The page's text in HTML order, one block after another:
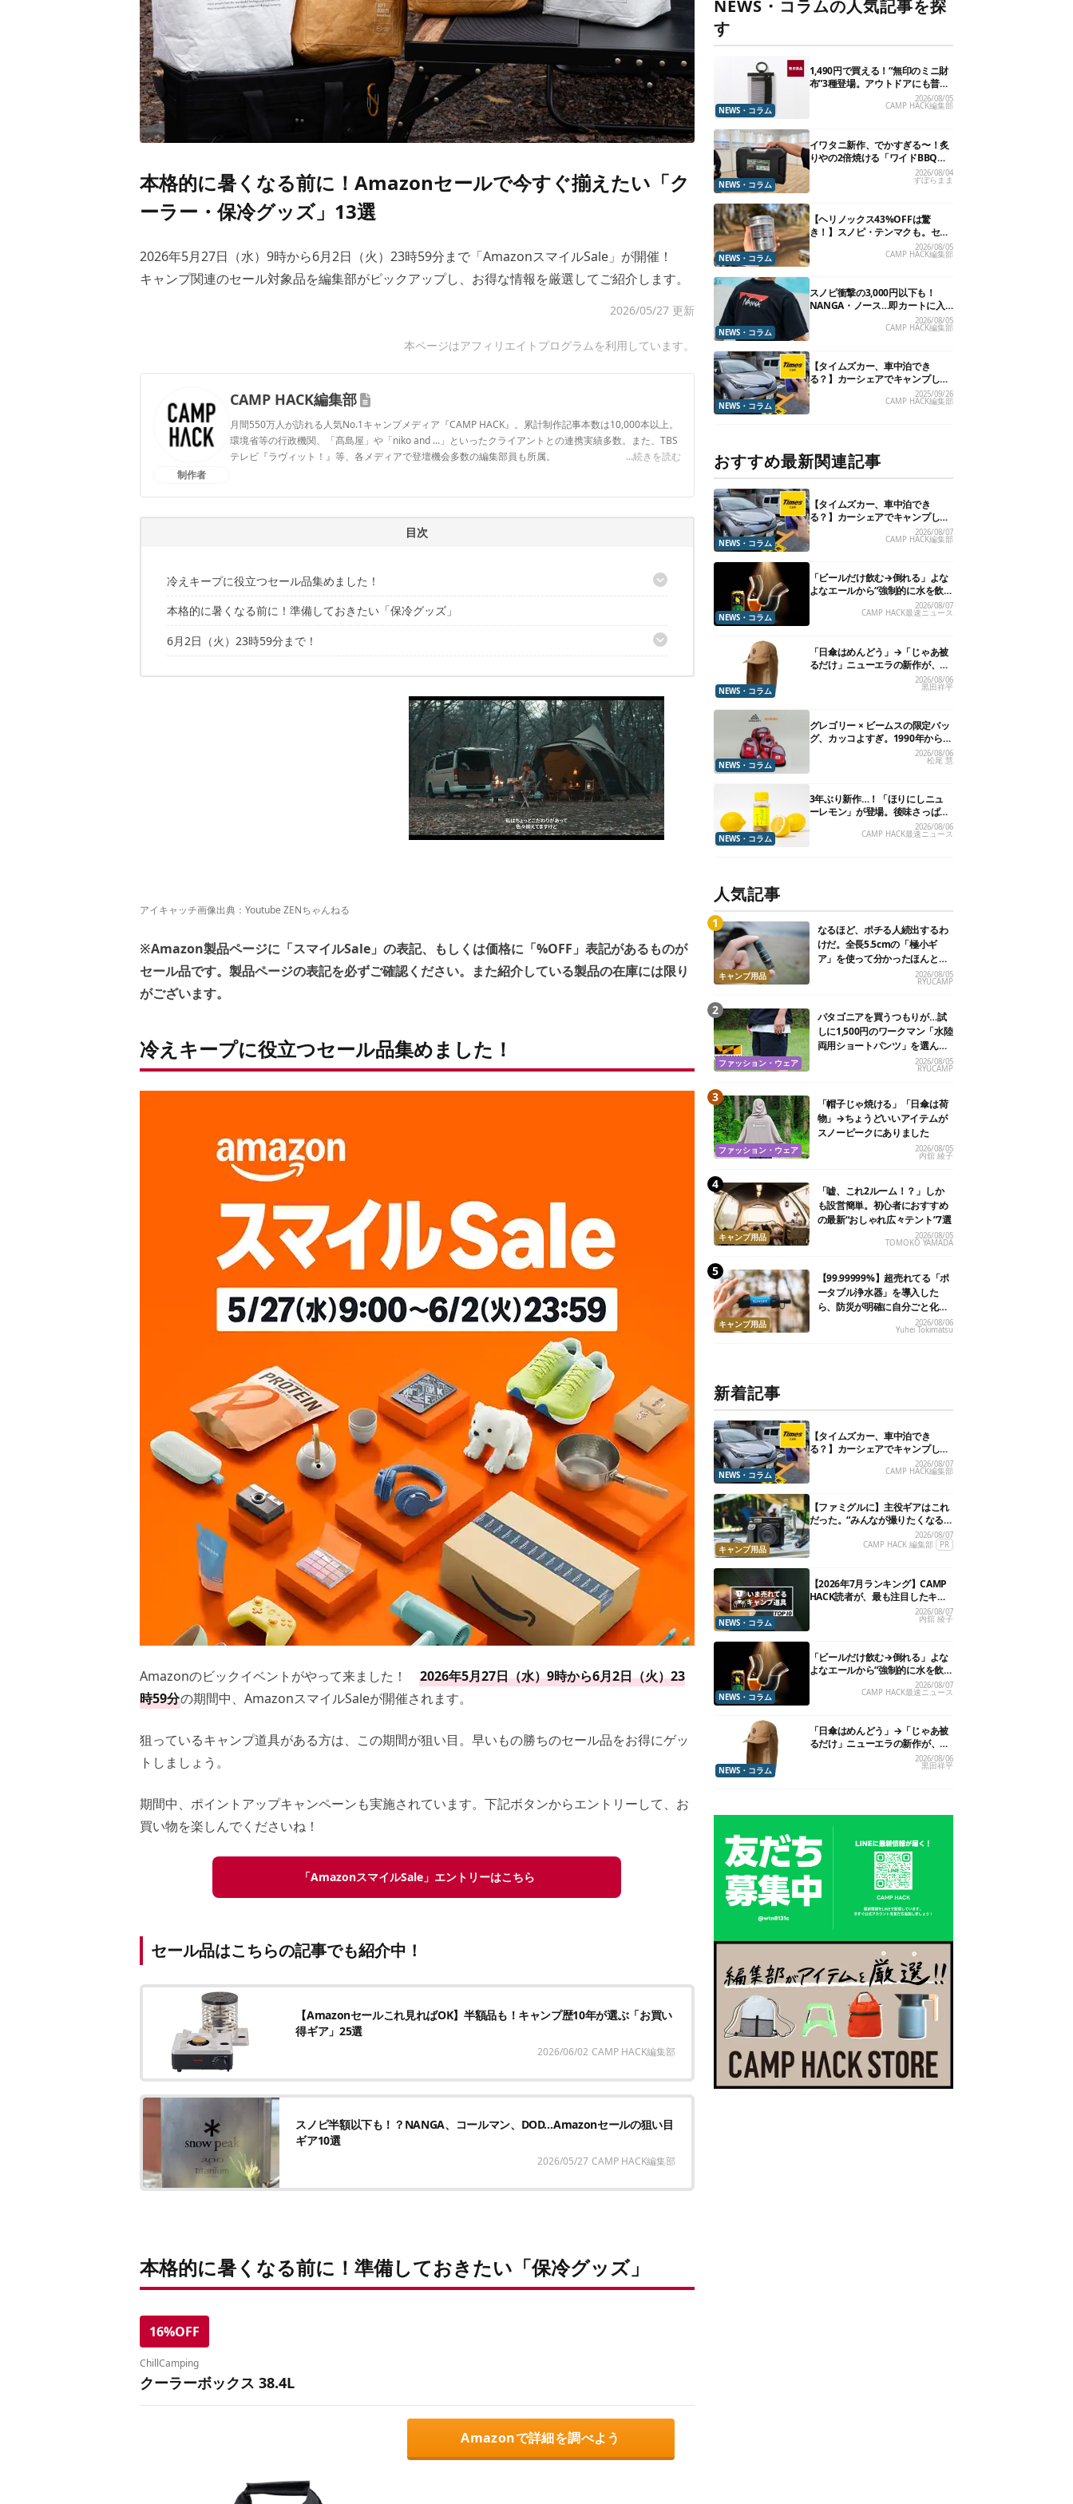
本格的に暑くなる前に！Amazonセールで今すぐ揃えたい「ク
ーラー・保冷グッズ」13選
2026年5月27日（水）9時から6月2日（火）23時59分まで「AmazonスマイルSale」が開催！
キャンプ関連のセール対象品を編集部がピックアップし、お得な情報を厳選してご紹介します。
2026/05/27 更新
本ページはアフィリエイトプログラムを利用しています。
制作者
CAMP HACK編集部
月間550万人が訪れる人気No.1キャンプメディア『CAMP HACK』。累計制作記事本数は10,000本以上。
環境省等の行政機関、「髙島屋」や「niko and ...」といったクライアントとの連携実績多数。また、TBS
テレビ『ラヴィット！』等、各メディアで登壇機会多数の編集部員も所属。
...続きを読む
目次
冷えキープに役立つセール品集めました！
セール品はこちらの記事でも紹介中！
本格的に暑くなる前に！準備しておきたい「保冷グッズ」
6月2日（火）23時59分まで！
セール品はこちらの記事でも紹介中！
アイキャッチ画像出典： Youtube ZENちゃんねる
※Amazon製品ページに「スマイルSale」の表記、もしくは価格に「%OFF」表記があるものが
セール品です。製品ページの表記を必ずご確認ください。また紹介している製品の在庫には限り
がございます。
冷えキープに役立つセール品集めました！
Amazonのビックイベントがやって来ました！ 2026年5月27日（水）9時から6月2日（火）23
時59分の期間中、AmazonスマイルSaleが開催されます。
狙っているキャンプ道具がある方は、この期間が狙い目。早いもの勝ちのセール品をお得にゲッ
トしましょう。
期間中、ポイントアップキャンペーンも実施されています。下記ボタンからエントリーして、お
買い物を楽しんでくださいね！
「AmazonスマイルSale」エントリーはこちら
セール品はこちらの記事でも紹介中！
【Amazonセールこれ見ればOK】半額品も！キャンプ歴10年が選ぶ「お買い
得ギア」25選
2026/06/02 CAMP HACK編集部
スノピ半額以下も！？NANGA、コールマン、DOD…Amazonセールの狙い目
ギア10選
2026/05/27 CAMP HACK編集部
本格的に暑くなる前に！準備しておきたい「保冷グッズ」
16%OFF
ChillCamping
クーラーボックス 38.4L
Amazonで詳細を調べよう
NEWS・コラムの人気記事を探
す
NEWS・コラム
1,490円で買える！“無印のミニ財
布”3種登場。アウトドアにも普段
2026/08/05
CAMP HACK編集部
NEWS・コラム
イワタニ新作、でかすぎる〜！炙
りやの2倍焼ける「ワイドBBQグ
リル」で“豪快焼肉”できるよ【再
販開始】
2026/08/04
ずぼらまま
NEWS・コラム
【ヘリノックス43%OFFは驚
き！】スノピ・テンマクも。セー
ル中の「見逃せないキャンプ道
具」12選
2026/08/05
CAMP HACK編集部
NEWS・コラム
スノピ衝撃の3,000円以下も！
NANGA・ノース…即カートに入
れたいアウトドアな「値下げ夏
2026/08/05
CAMP HACK編集部
NEWS・コラム
【タイムズカー、車中泊でき
る？】カーシェアでキャンプした
いので、直接聞いてみました2025/09/26
CAMP HACK編集部
おすすめ最新関連記事
NEWS・コラム
【タイムズカー、車中泊でき
る？】カーシェアでキャンプした
いので、直接聞いてみました2026/08/07
CAMP HACK編集部
NEWS・コラム
「ビールだけ飲む→倒れる」よな
よなエールから“強制的に水を飲
2026/08/07
CAMP HACK最速ニュース
NEWS・コラム
「日傘はめんどう」→「じゃあ被
るだけ」ニューエラの新作が、真
2026/08/06
黒田祥平
NEWS・コラム
グレゴリー × ビームスの限定バッ
グ、カッコよすぎ。1990年から“3
年のみ使用”されていた、紫タグ
2026/08/06
松尾 慧
NEWS・コラム
3年ぶり新作…！「ほりにしニュ
ーレモン」が登場。後味さっぱり
の万能スパイス！【8月21日発
2026/08/06
CAMP HACK最速ニュース
人気記事
キャンプ用品
なるほど、ポチる人続出するわ
けだ。全長5.5cmの「極小ギ
ア」を使って分かったほんとの
2026/08/05
RYUCAMP
ファッション・ウェア
パタゴニアを買うつもりが…試
しに1,500円のワークマン「水陸
両用ショートパンツ」を選んだ
2026/08/05
RYUCAMP
ファッション・ウェア
「帽子じゃ焼ける」「日傘は荷
物」→ちょうどいいアイテムが
スノーピークにありました
2026/08/05
内舘 綾子
キャンプ用品
「嘘、これ2ルーム！？」しか
も設営簡単。初心者におすすめ
の最新“おしゃれ広々テント”7選
2026/08/05
TOMOKO YAMADA
キャンプ用品
【99.99999%】超売れてる「ポ
ータブル浄水器」を導入した
ら、防災が明確に自分ごと化し
2026/08/06
Yuhei Tokimatsu
新着記事
NEWS・コラム
【タイムズカー、車中泊でき
る？】カーシェアでキャンプした
いので、直接聞いてみました2026/08/07
CAMP HACK編集部
キャンプ用品
【ファミグルに】主役ギアはこれ
だった。“みんなが撮りたくなる
カメラ”が楽しすぎる！
2026/08/07
CAMP HACK 編集部
PR
NEWS・コラム
【2026年7月ランキング】CAMP
HACK読者が、最も注目したキャ
2026/08/07
内舘 綾子
NEWS・コラム
「ビールだけ飲む→倒れる」よな
よなエールから“強制的に水を飲
2026/08/07
CAMP HACK最速ニュース
NEWS・コラム
「日傘はめんどう」→「じゃあ被
るだけ」ニューエラの新作が、真
2026/08/06
黒田祥平